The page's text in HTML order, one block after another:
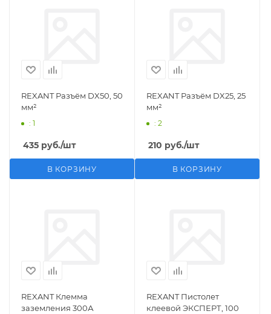
REXANT Разъём DX50, 50
мм²
: 1
435 руб./шт
В КОРЗИНУ
REXANT Разъём DX25, 25
мм²
: 2
210 руб./шт
В КОРЗИНУ
REXANT Клемма
заземления 300А
REXANT Пистолет
клеевой ЭКСПЕРТ, 100